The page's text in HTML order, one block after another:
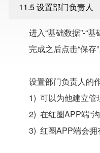
11.5 设置部门负责人
进入“基础数据”-“
完成之后点击“保存”
设置部门负责人的
1) 可以为他建立管
2) 在红圈APP端“
3) 红圈APP端会拥